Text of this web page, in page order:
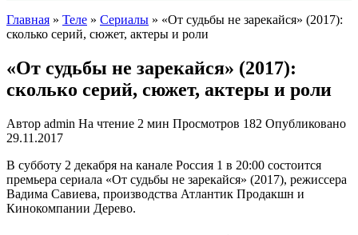
Главная » Теле » Сериалы » «От судьбы не зарекайся» (2017):
сколько серий, сюжет, актеры и роли
«От судьбы не зарекайся» (2017):
сколько серий, сюжет, актеры и роли
Автор admin На чтение 2 мин Просмотров 182 Опубликовано
29.11.2017
В субботу 2 декабря на канале Россия 1 в 20:00 состоится
премьера сериала «От судьбы не зарекайся» (2017), режиссера
Вадима Савиева, производства Атлантик Продакшн и
Кинокомпании Дерево.